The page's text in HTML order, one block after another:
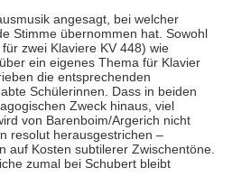
angesagt, bei welcher
Stimme übernommen hat. Sowohl
zwei Klaviere KV 448) wie
ein eigenes Thema für Klavier
die entsprechenden
Schülerinnen. Dass in beiden
Zweck hinaus, viel
von Barenboim/Argerich nicht
resolut herausgestrichen –
auf Kosten subtilerer Zwischentöne.
zumal bei Schubert bleibt